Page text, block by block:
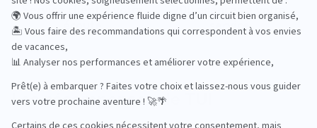
Service client à votre
écoute
200 agences à votre
service
Les récompenses de TUI